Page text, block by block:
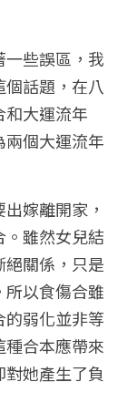
些誤區，我
話題，在八
和大運流年
個大運流年
嫁離開家，
。雖然女兒結
關係，只是
以食傷合雖
弱化並非等
合本應帶來
她產生了負